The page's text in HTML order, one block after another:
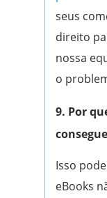
seus
direito
nossa
o
9. Por
Isso
eBooks